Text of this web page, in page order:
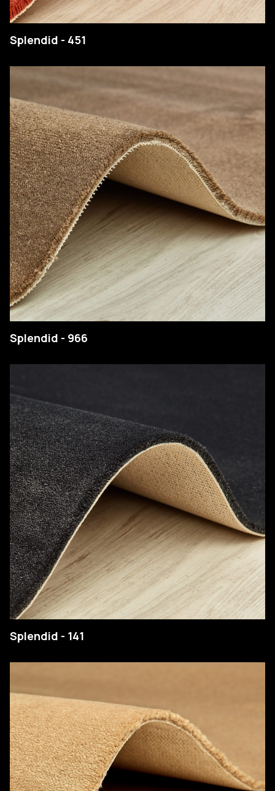
Splendid - 451
Splendid - 966
Splendid - 141